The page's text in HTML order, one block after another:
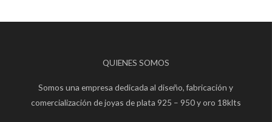
QUIENES SOMOS
Somos una empresa dedicada al diseño, fabricación y
comercialización de joyas de plata 925 – 950 y oro 18klts